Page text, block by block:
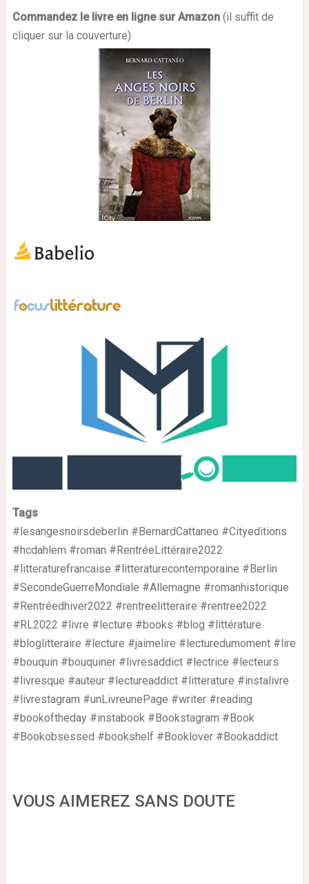
Commandez le livre en ligne sur Amazon(il suffit de
cliquer sur la couverture)
Tags
#lesangesnoirsdeberlin #BernardCattaneo #Cityeditions
#hcdahlem #roman #RentréeLittéraire2022
#litteraturefrancaise #litteraturecontemporaine #Berlin
#SecondeGuerreMondiale #Allemagne #romanhistorique
#Rentréedhiver2022 #rentreelitteraire #rentree2022
#RL2022 #livre #lecture #books #blog #littérature
#bloglitteraire #lecture #jaimelire #lecturedumoment #lire
#bouquin #bouquiner #livresaddict #lectrice #lecteurs
#livresque #auteur #lectureaddict #litterature #instalivre
#livrestagram #unLivreunePage #writer #reading
#bookoftheday #instabook #Bookstagram #Book
#Bookobsessed #bookshelf #Booklover #Bookaddict
VOUS AIMEREZ SANS DOUTE